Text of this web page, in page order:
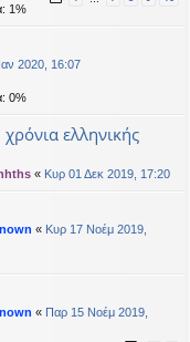
1%
2020, 16:07
0%
ελληνικής
« Κυρ 01 Δεκ 2019, 17:20
« Κυρ 17 Νοέμ 2019,
« Παρ 15 Νοέμ 2019,